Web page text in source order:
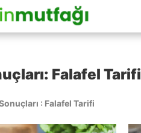
Falafel Tarifi
: Falafel Tarifi